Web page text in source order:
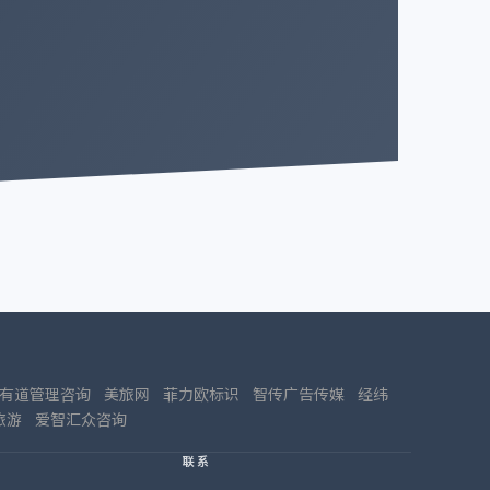
道管理咨询 美旅网 菲力欧标识 智传广告传媒
经纬
游
爱智汇众咨询
联系